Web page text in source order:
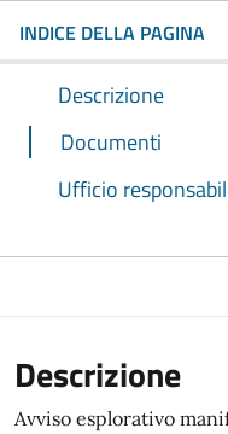
INDICE DELLA PAGINA
Descrizione
Documenti
Ufficio
Descrizione
Avviso esplorativo